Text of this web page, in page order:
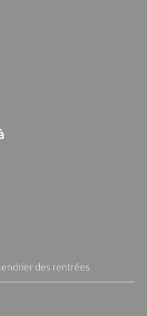
des rentrées